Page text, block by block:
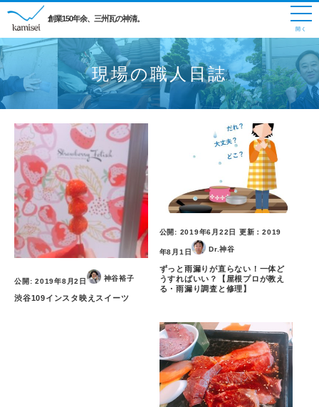
創業150年余、三州瓦の神清。
現場の職人日誌
公開: 2019年8月2日 神谷裕子
渋谷109インスタ映えスイーツ
公開: 2019年6月22日 更新：2019
年8月1日 Dr.神谷
ずっと雨漏りが直らない！一体ど
うすればいい？【屋根プロが教え
る・雨漏り調査と修理】